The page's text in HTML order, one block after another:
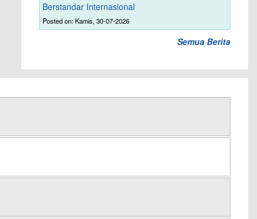
Berstandar Internasional
Posted on: Kamis, 30-07-2026
Semua Berita